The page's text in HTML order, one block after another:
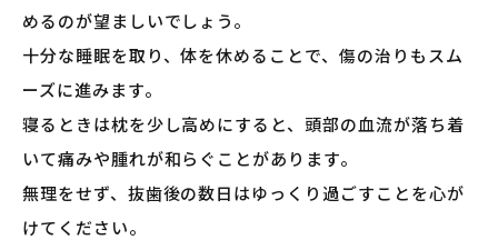
めるのが望ましいでしょう。
十分な睡眠を取り、体を休めることで、傷の治りもスム
ーズに進みます。
寝るときは枕を少し高めにすると、頭部の血流が落ち着
いて痛みや腫れが和らぐことがあります。
無理をせず、抜歯後の数日はゆっくり過ごすことを心が
けてください。